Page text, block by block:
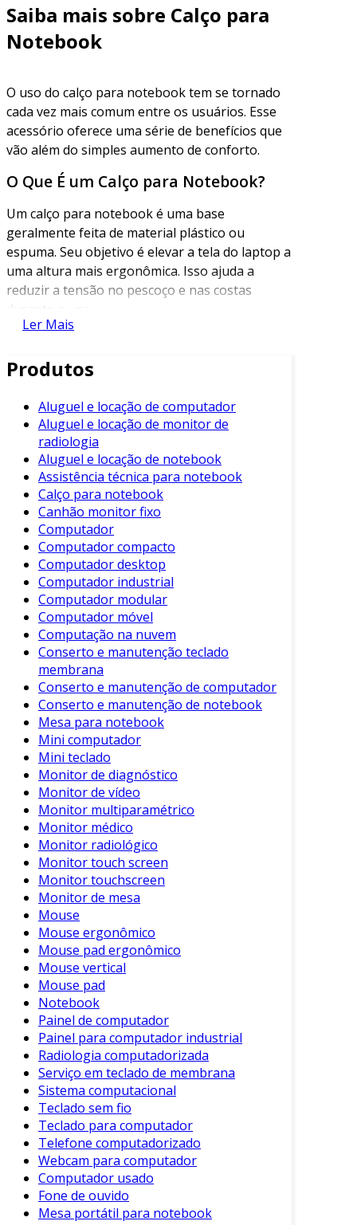
Saiba mais sobre Calço para
Notebook
O uso do calço para notebook tem se tornado
cada vez mais comum entre os usuários. Esse
acessório oferece uma série de benefícios que
vão além do simples aumento de conforto.
O Que É um Calço para Notebook?
Um calço para notebook é uma base
geralmente feita de material plástico ou
espuma. Seu objetivo é elevar a tela do laptop a
uma altura mais ergonômica. Isso ajuda a
reduzir a tensão no pescoço e nas costas
durante o uso.
do calor. Quando os laptops são utilizados em
superfícies planas, a ventilação pode ser
comprometida, levando ao superaquecimento.
Portanto, um calço permite que o ar circule
melhor.
Vantagens do Uso de Calços para
Notebook
Os calços para notebook oferecem diversas
vantagens. Abaixo estão algumas delas:
Ergonomia Aprimorada
notebook elevado, a altura da tela se
aproxima da linha dos olhos. Isso ajuda a
evitar dores cervicais e fadiga ocular.
Ventilação Adequada: O espaço criado
permite que o ar circule, minimizando o
risco de superaquecimento.
Estabilidade: Muitos modelos oferecem
uma base firme para o notebook,
reduzindo o risco de quedas acidentais.
Ajustabilidade: Alguns tipos de calços
são ajustáveis, permitindo que o usuário
escolha a altura e o ângulo mais
confortáveis.
Estilo e Organização
podem contribuir para a estética do
ambiente de trabalho, oferecendo uma
aparência mais organizada.
Como Escolher o Calço Ideal
Ao escolher um calço para notebook, alguns
fatores devem ser considerados. Aqui estão
algumas dicas importantes:
Ergonomia: Procure um modelo que
ofereça diferentes níveis de altura e
ângulo. Isso ajudará a personalizar a sua
experiência de uso.
Material : Os calços podem ser feitos de
plástico, madeira, ou espuma. Cada
material possui suas características em
termos de durabilidade e conforto.
Tamanho: Verifique se o calço é adequado
Ler Mais
Produtos
Aluguel e locação de computador
Aluguel e locação de monitor de
radiologia
Aluguel e locação de notebook
Assistência técnica para notebook
Calço para notebook
Canhão monitor fixo
Computador
Computador compacto
Computador desktop
Computador industrial
Computador modular
Computador móvel
Computação na nuvem
Conserto e manutenção teclado
membrana
Conserto e manutenção de computador
Conserto e manutenção de notebook
Mesa para notebook
Mini computador
Mini teclado
Monitor de diagnóstico
Monitor de vídeo
Monitor multiparamétrico
Monitor médico
Monitor radiológico
Monitor touch screen
Monitor touchscreen
Monitor de mesa
Mouse
Mouse ergonômico
Mouse pad ergonômico
Mouse vertical
Mouse pad
Notebook
Painel de computador
Painel para computador industrial
Radiologia computadorizada
Serviço em teclado de membrana
Sistema computacional
Teclado sem fio
Teclado para computador
Telefone computadorizado
Webcam para computador
Computador usado
Fone de ouvido
Mesa portátil para notebook